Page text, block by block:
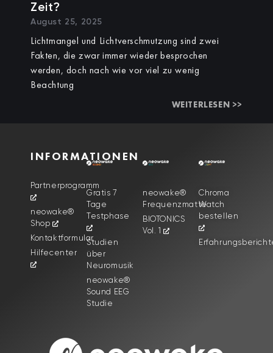
Zeit?
August 25, 2025
Lichtmangel und Lichtverschmutzung sind zwei
Fakten, die zwar immer wieder besprochen
werden, doch nach wie vor viel zu wenig
Beachtung
WEITERLESEN >>
INFORMATIONEN
Partnerprogramm
neowake®
Shop
Kontaktformular
Hilfecenter
Gratis 7
Tage
Testphase
Studien
über
Neuromusik
neowake®
Sound EEG
Studie
neowake®
Frequenzmatte
BIOTONICS
Vol. 1
Chroma
Watch
bestellen